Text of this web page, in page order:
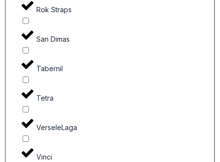
Rok Straps
San Dimas
Tabernil
Tetra
VerseleLaga
Vinci